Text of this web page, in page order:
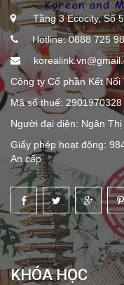
Tầng 3 Ecocity, Số
Hotline: 0888 725
Công ty Cổ phần Kết Nối
Mã số thuế: 2901970328
Người đại diện: Ngân Thị
Giấy phép hoạt động:
An cấp
KHÓA HỌC